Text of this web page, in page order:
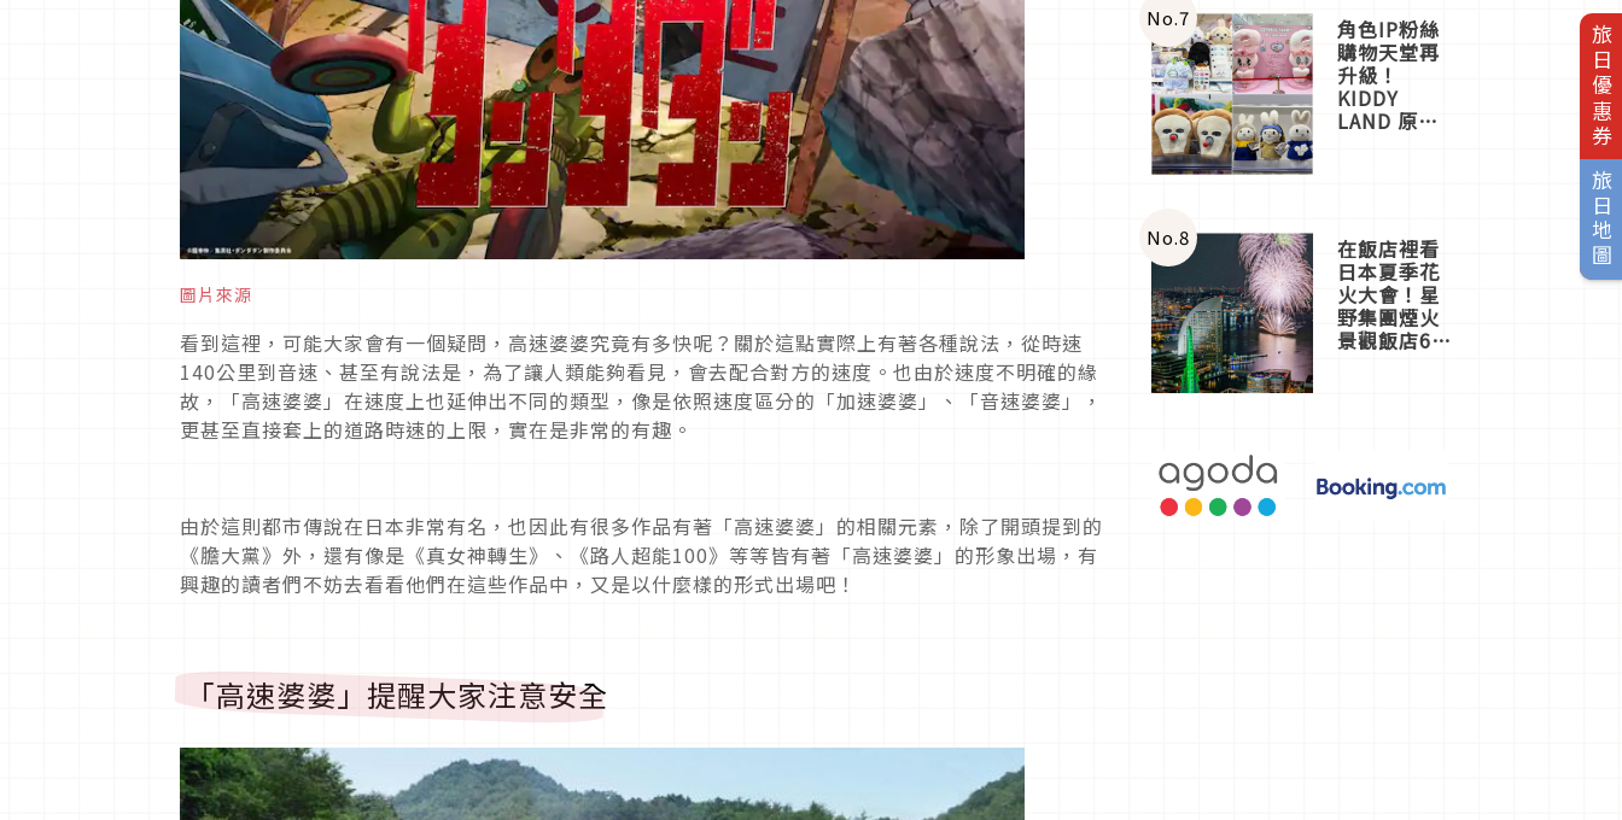
旅日優惠券
旅日地圖
圖片來源
看到這裡，可能大家會有一個疑問，高速婆婆究竟有多快呢？關於這點實際上有著各種說法，從時速
140公里到音速、甚至有說法是，為了讓人類能夠看見，會去配合對方的速度。也由於速度不明確的緣
故，「高速婆婆」在速度上也延伸出不同的類型，像是依照速度區分的「加速婆婆」、「音速婆婆」，
更甚至直接套上的道路時速的上限，實在是非常的有趣。
由於這則都市傳說在日本非常有名，也因此有很多作品有著「高速婆婆」的相關元素，除了開頭提到的
《膽大黨》外，還有像是《真女神轉生》、《路人超能100》等等皆有著「高速婆婆」的形象出場，有
興趣的讀者們不妨去看看他們在這些作品中，又是以什麼樣的形式出場吧！
「高速婆婆」提醒大家注意安全
一同給出了
答案
No.7 角色IP粉絲
購物天堂再
升級！
KIDDY
LAND 原宿
店3分即達
No.8 在飯店裡看
日本夏季花
火大會！星
野集團煙火
景觀飯店6